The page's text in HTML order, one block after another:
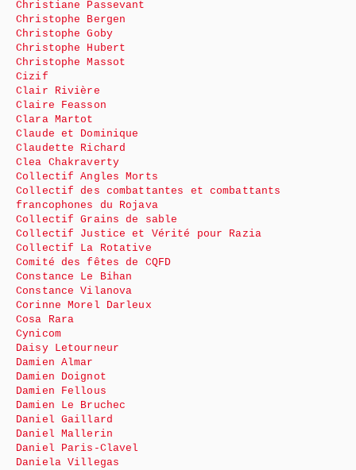
Christiane Passevant
Christophe Bergen
Christophe Goby
Christophe Hubert
Christophe Massot
Cizif
Clair Rivière
Claire Feasson
Clara Martot
Claude et Dominique
Claudette Richard
Clea Chakraverty
Collectif Angles Morts
Collectif des combattantes et combattants
francophones du Rojava
Collectif Grains de sable
Collectif Justice et Vérité pour Razia
Collectif La Rotative
Comité des fêtes de CQFD
Constance Le Bihan
Constance Vilanova
Corinne Morel Darleux
Cosa Rara
Cynicom
Daisy Letourneur
Damien Almar
Damien Doignot
Damien Fellous
Damien Le Bruchec
Daniel Gaillard
Daniel Mallerin
Daniel Paris-Clavel
Daniela Villegas